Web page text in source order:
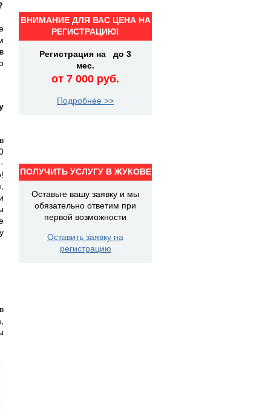
ВНИМАНИЕ ДЛЯ ВАС ЦЕНА НА
РЕГИСТРАЦИЮ!
Регистрация на до 3
мес.
от 7 000 руб.
Подробнее >>
ПОЛУЧИТЬ УСЛУГУ В ЖУКОВЕ
Оставьте вашу заявку и мы
обязательно ответим при
первой возможности
Оставить заявку на
регистрацию